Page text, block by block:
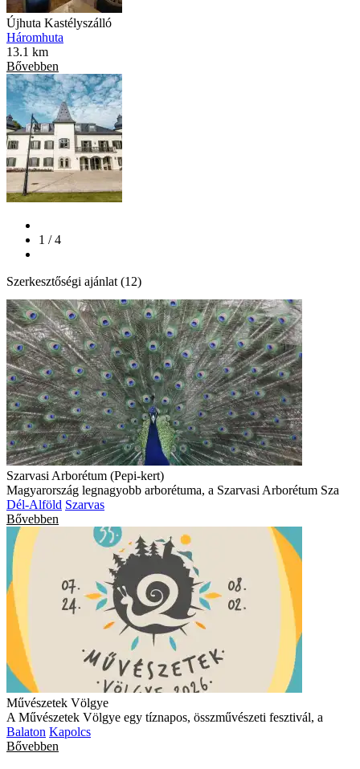
Újhuta Kastélyszálló
Háromhuta
13.1 km
Bővebben
1 / 4
Szerkesztőségi ajánlat (12)
Szarvasi Arborétum (Pepi-kert)
Magyarország legnagyobb arborétuma, a Szarvasi Arborétum Sza
Dél-Alföld Szarvas
Bővebben
Művészetek Völgye
A Művészetek Völgye egy tíznapos, összművészeti fesztivál, a
Balaton Kapolcs
Bővebben